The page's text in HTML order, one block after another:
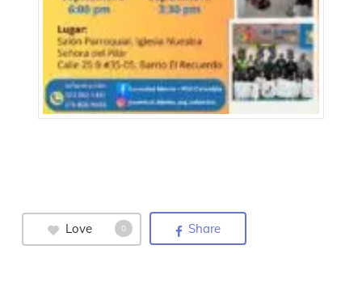
Love 0 Share